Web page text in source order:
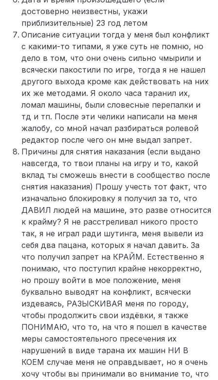
достоверно неизвестны, укажи
приблизительные) 23 год летом
Описание ситуации тогда у меня был конфликт
с какими-то типами, я уже суть не помню, но
дело в том, что они очень сильно чмырили и
всячески пакостили по игре, тогда я не нашел
другого выхода кроме как действовать на них
их же методами. Я около часа таранил их,
ломал машины, были словесные перепалки и
тд и тп. После эти челики написали на меня
жалобу, со мной начал разбираться ролевой
редактор после чего он мне выдал запрет.
Причины для снятия наказания (если выдано
навсегда, то твои планы на игру и то, какой
вклад ты сможешь внести в сообщество после
снятия наказания) Прошу учесть тот факт, что
изначально блокировку я получил за то, что
ДАВИЛ людей на машине, это разве относится
к крайму? Я не расстреливал никого просто
так, я не играл ради шутинга, меня вывели из
себя два пацана, которых я начал давить. За
что получил запрет на КРАЙМ. Естественно я
понимаю, что поступил крайне некорректно,
но прошу войти в мое положение, меня
буквально выводят на конфликт, всячески
издеваясь, РАЗЫСКИВАЯ меня по городу,
чтобы продолжить свои издёвки, я также
ПОНИМАЮ, что то, на что я пошел в качестве
меры самостоятельного пресечения их
нарушений в виде тарана их машин НИ В
КОЕМ случае меня не оправдывает, но я очень
хочу чтобы вы принимали во внимание то, что